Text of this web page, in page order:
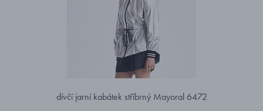
dívčí jarní kabátek stříbrný Mayoral 6472